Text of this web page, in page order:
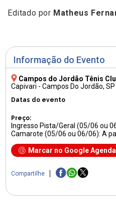
Informação do Evento
Campos do Jordão Tênis
Capivari - Campos Do Jordão, SP
Datas do evento
Preço:
Ingresso Pista/Geral (05/06 ou
Camarote (05/06 ou 06/06): A
Marcar no Google Agenda
Compartilhe
Editado por Matheus